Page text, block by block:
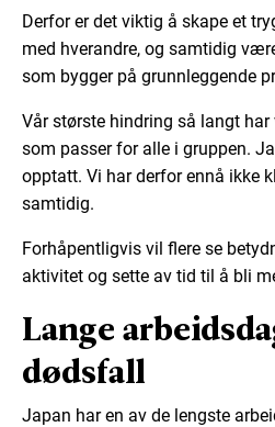
Derfor er det viktig å skape et
med hverandre, og samtidig
som bygger på grunnleggende
Vår største hindring så langt
som passer for alle i gruppen.
opptatt. Vi har derfor ennå ikke
samtidig.
Forhåpentligvis vil flere se
aktivitet og sette av tid til å bli
Lange
dødsfall
Japan har en av de lengste